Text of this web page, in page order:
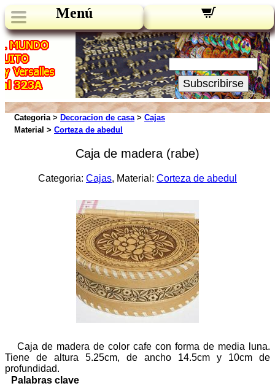
Menú
Novedades:
Su Email:
Subscribirse
Categoria > Decoracion de casa> Cajas
Material > Corteza de abedul
Caja de madera (rabe)
Categoria: Cajas, Material: Corteza de abedul
Caja de madera de color cafe con forma de media luna.
Tiene de altura 5.25cm, de ancho 14.5cm y 10cm de
profundidad.
Palabras clave